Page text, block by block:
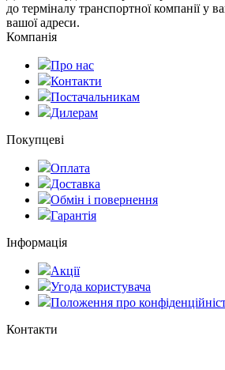
до терміналу транспортної компанії у
вашої адреси.
Компанія
Про нас
Контакти
Постачальникам
Дилерам
Покупцеві
Оплата
Доставка
Обмін і повернення
Гарантія
Інформація
Акції
Угода користувача
Положення про
Контакти